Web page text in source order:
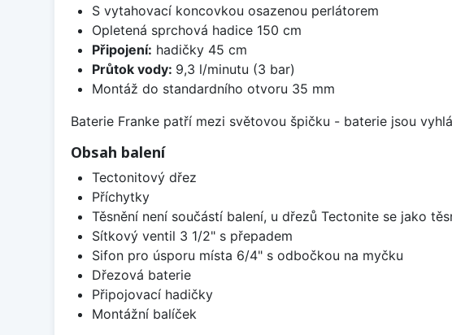
S vytahovací koncovkou osazenou perlátorem
Opletená sprchová hadice 150 cm
Připojení: hadičky 45 cm
Průtok vody: 9,3 l/minutu (3 bar)
Montáž do standardního otvoru 35 mm
Baterie Franke patří mezi světovou špičku - baterie jsou
Obsah balení
Tectonitový dřez
Příchytky
Těsnění není součástí balení, u dřezů Tectonite se jako
Sítkový ventil 3 1/2" s přepadem
Sifon pro úsporu místa 6/4" s odbočkou na myčku
Dřezová baterie
Připojovací hadičky
Montážní balíček